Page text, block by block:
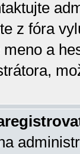
z fóra
a